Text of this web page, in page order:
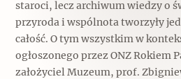
Ulubieniec
Siostry
Jedźmy w Polskę!
Kuchnia w
jarmużu, zupa z
staroci, lecz archiwum wiedzy o
przyroda i wspólnota tworzyły
całość. O tym wszystkim w
ogłoszonego przez ONZ Rokiem
założyciel Muzeum, prof.